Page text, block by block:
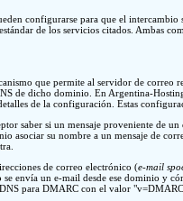
configurarse para que el
de los servicios citados. Ambas
que permite al servidor de correo
de dicho dominio. En Argentina-
de la configuración. Estas
saber si un mensaje proveniente de
asociar su nombre a un mensaje de
de correo electrónico (e-mail
envía un e-mail desde ese dominio y
para DMARC con el valor